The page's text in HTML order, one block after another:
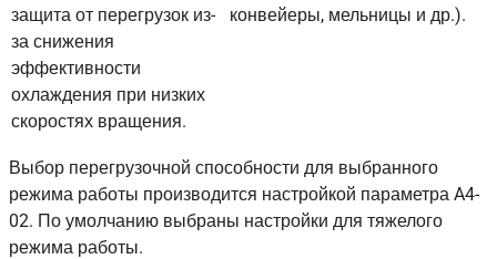
защита от перегрузок из-
за снижения
эффективности
охлаждения при низких
скоростях вращения.
конвейеры, мельницы и др.).
Выбор перегрузочной способности для выбранного
режима работы производится настройкой параметра A4-
02. По умолчанию выбраны настройки для тяжелого
режима работы.